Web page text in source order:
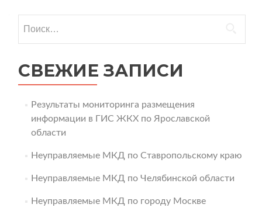
СВЕЖИЕ ЗАПИСИ
Результаты мониторинга размещения
информации в ГИС ЖКХ по Ярославской
области
Неуправляемые МКД по Ставропольскому краю
Неуправляемые МКД по Челябинской области
Неуправляемые МКД по городу Москве